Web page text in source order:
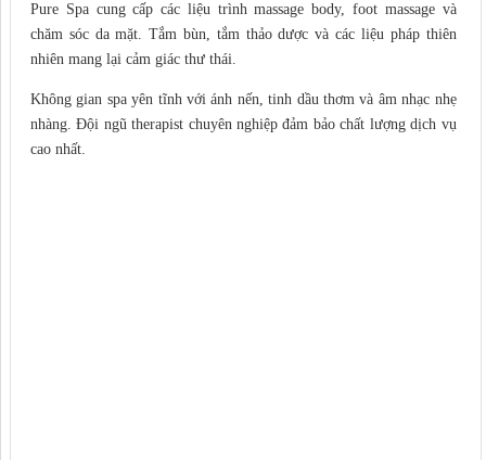
Pure Spa cung cấp các liệu trình massage body, foot massage và
chăm sóc da mặt. Tắm bùn, tắm thảo dược và các liệu pháp thiên
nhiên mang lại cảm giác thư thái.
Không gian spa yên tĩnh với ánh nến, tinh dầu thơm và âm nhạc nhẹ
nhàng. Đội ngũ therapist chuyên nghiệp đảm bảo chất lượng dịch vụ
cao nhất.